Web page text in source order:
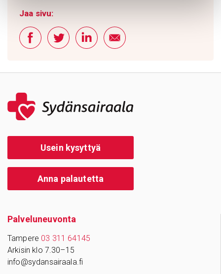
Jaa sivu:
Usein kysyttyä
Anna palautetta
Palve­lu­neu­vonta
Tampere 03 311 64145
Arkisin klo 7.30–15
info@sydansairaala.fi